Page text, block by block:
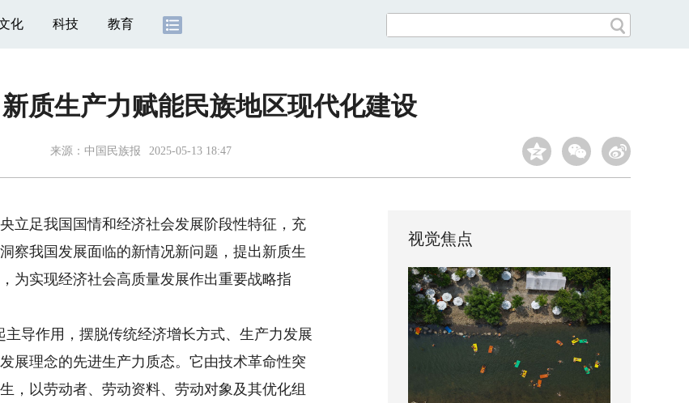
化 科技 教育
质生产力赋能民族地区现代化建设
来源： 中国民族报 2025-05-13 18:47
足我国国情和经济社会发展阶段性特征，充
察我国发展面临的新情况新问题，提出新质生
为实现经济社会高质量发展作出重要战略指
导作用，摆脱传统经济增长方式、生产力发展
展理念的先进生产力质态。它由技术革命性突
，以劳动者、劳动资料、劳动对象及其优化组
视觉焦点